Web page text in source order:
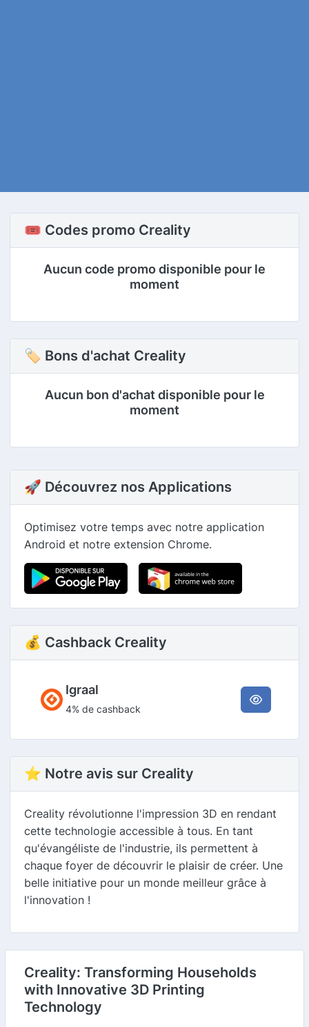
🎟️ Codes promo Creality
Aucun code promo disponible pour le
moment
🏷 Bons d'achat Creality
Aucun bon d'achat disponible pour le
moment
🚀 Découvrez nos Applications
Optimisez votre temps avec notre application
Android et notre extension Chrome.
💰 Cashback Creality
Igraal
4% de cashback
⭐ Notre avis sur Creality
Creality révolutionne l'impression 3D en rendant
cette technologie accessible à tous. En tant
qu'évangéliste de l'industrie, ils permettent à
chaque foyer de découvrir le plaisir de créer. Une
belle initiative pour un monde meilleur grâce à
l'innovation !
Creality: Transforming Households
with Innovative 3D Printing
Technology